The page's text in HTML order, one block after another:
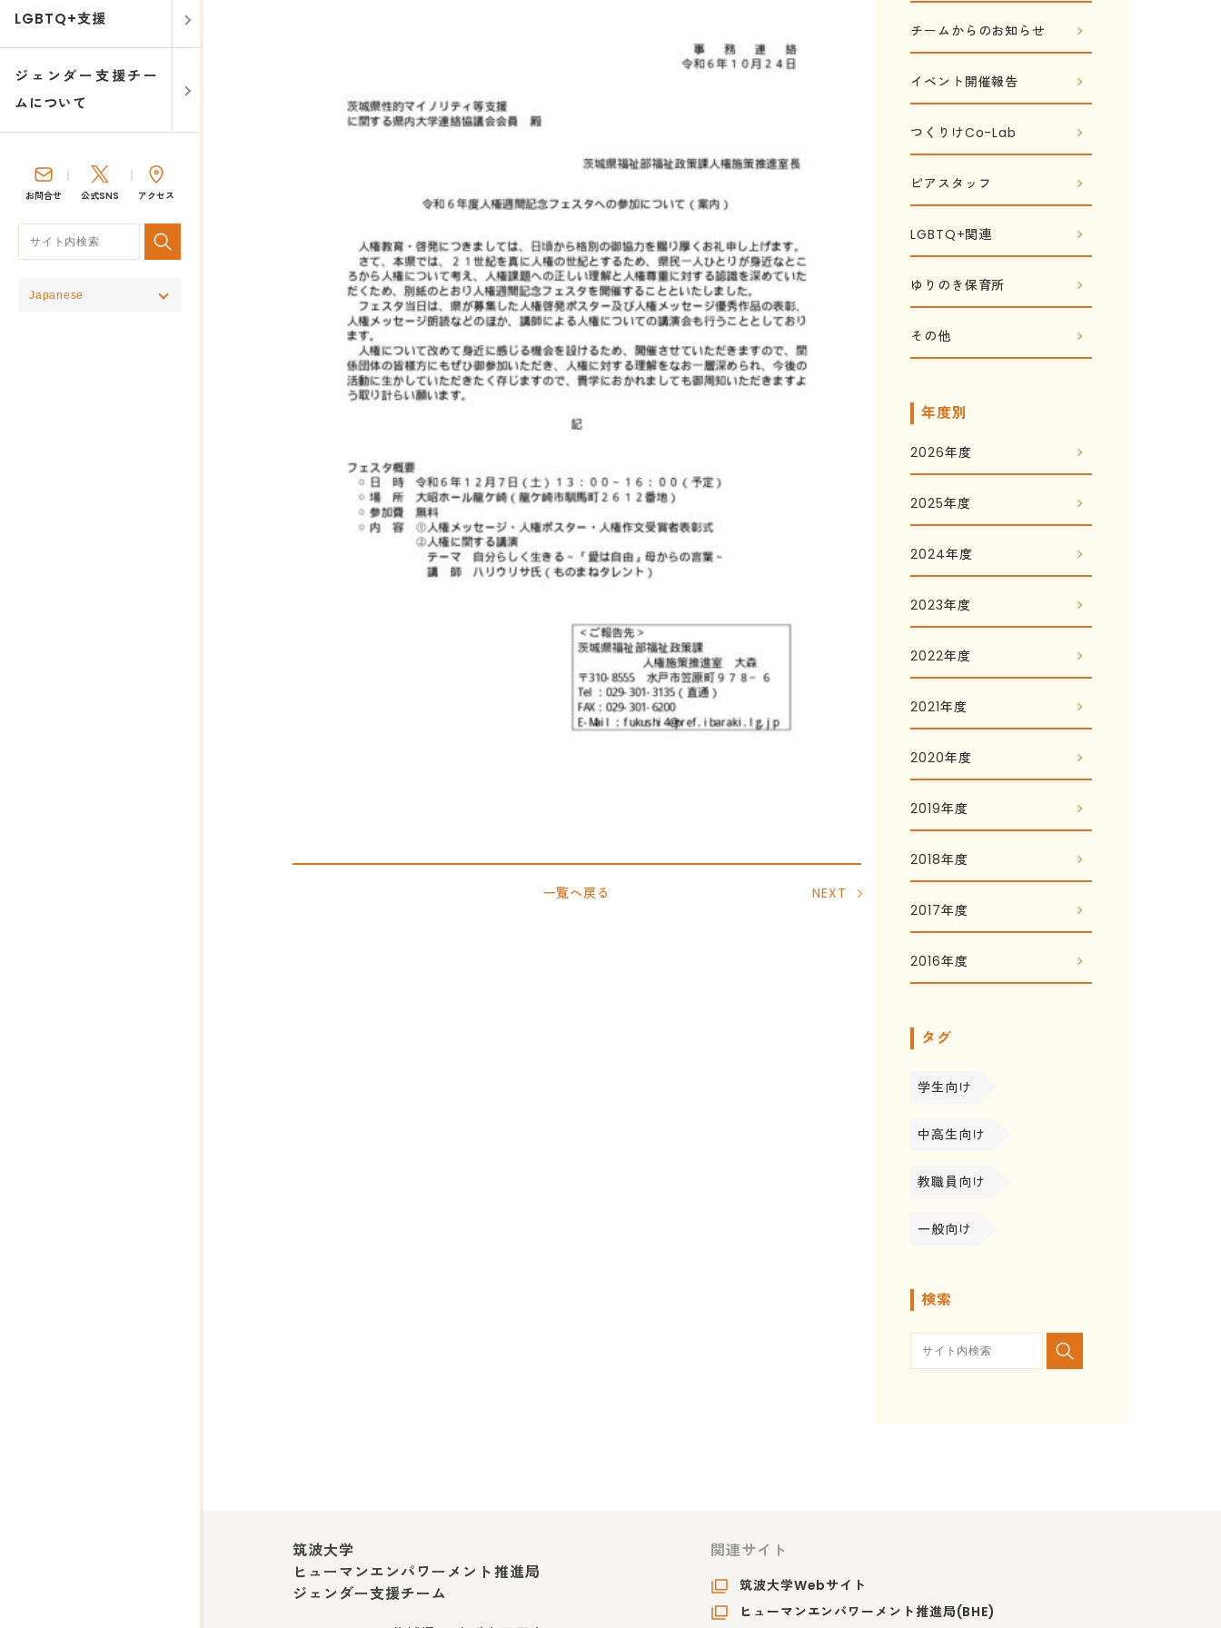
LGBTQ+支援
ジェンダー支援チー
ムについて
お問合せ 公式SNS アクセス
一覧へ戻る NEXT
チームからのお知らせ
イベント開催報告
つくりけCo-Lab
ピアスタッフ
LGBTQ+関連
ゆりのき保育所
その他
年度別
2026年度
2025年度
2024年度
2023年度
2022年度
2021年度
2020年度
2019年度
2018年度
2017年度
2016年度
タグ
学生向け
中高生向け
教職員向け
一般向け
検索
筑波大学
ヒューマンエンパワーメント推進局
ジェンダー支援チーム
関連サイト
筑波大学Webサイト
ヒューマンエンパワーメント推進局(BHE)